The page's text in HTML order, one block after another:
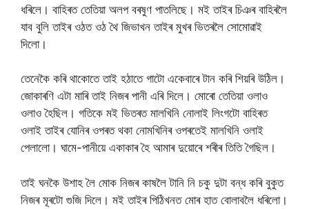
ধৰিলে। বাহিৰত তেতিয়া অলপ বৰষুণ পাতলিছে। মই তাইৰ চিঞৰ বাহিৰলৈ
যাব বুলি তাইৰ ওঠত ওঠ থৈ জিভাখন তাইৰ মুখৰ ভিতৰলৈ সোমোৱাই
দিলো।
তেনেকৈ কৰি থাকোতে তাই হঠাতে গাটো একেবাৰে টান কৰি শিয়ৰি উঠিল।
জোকাৰণি এটা মাৰি তাই নিজৰ পানী এৰি দিলে। মোৰো তেতিয়া ওলাও
ওলাও হৈছিল। গতিকে মই ভিতৰত মালখিনি নোলাই লিংগটো বাহিৰত
ওলাই তাইৰ যোনিৰ ওপৰত থকা নোমখিনিৰ ওপৰতেই মালখিনি ওলাই
পেলালো। ঘামে-পানীয়ে একাকাৰ হৈ আমাৰ দুয়োৰে শৰীৰ তিতি গৈছিল।
তাই ঘনকৈ উশাহ লৈ মোক নিজৰ কাষলৈ টানি নি চকু দুটা বন্ধ কৰি বুকুত
নিজৰ মূৰটো গুজি দিলে। মই তাইৰ পিঠিখনত মোৰ হাত বোলাবলৈ ধৰিলো।